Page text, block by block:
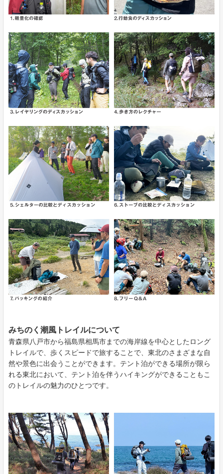
みちのく潮風トレイルについて
青森県八戸市から福島県相馬市までの海岸線を中心としたロング
トレイルで、歩くスピードで旅することで、東北のさまざまな自
然や景色に出会うことができます。テント泊ができる場所が限ら
れる東北において、テント泊を伴うハイキングができることもこ
のトレイルの魅力のひとつです。